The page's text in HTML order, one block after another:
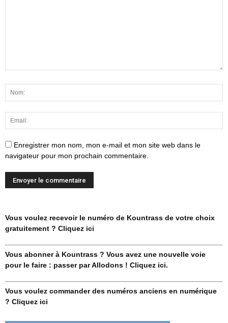
Enregistrer mon nom, mon e-mail et mon site web dans le
navigateur pour mon prochain commentaire.
Vous voulez recevoir le numéro de Kountrass de votre choix
gratuitement ? Cliquez ici
Vous abonner à Kountrass ? Vous avez une nouvelle voie
pour le faire : passer par Allodons ! Cliquez ici.
Vous voulez commander des numéros anciens en numérique
? Cliquez ici